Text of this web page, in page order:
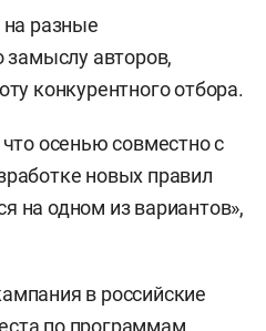
на разные
замыслу авторов,
конкурентного отбора.
осенью совместно с
новых правил
на одном из вариантов»,
в российские
по программам